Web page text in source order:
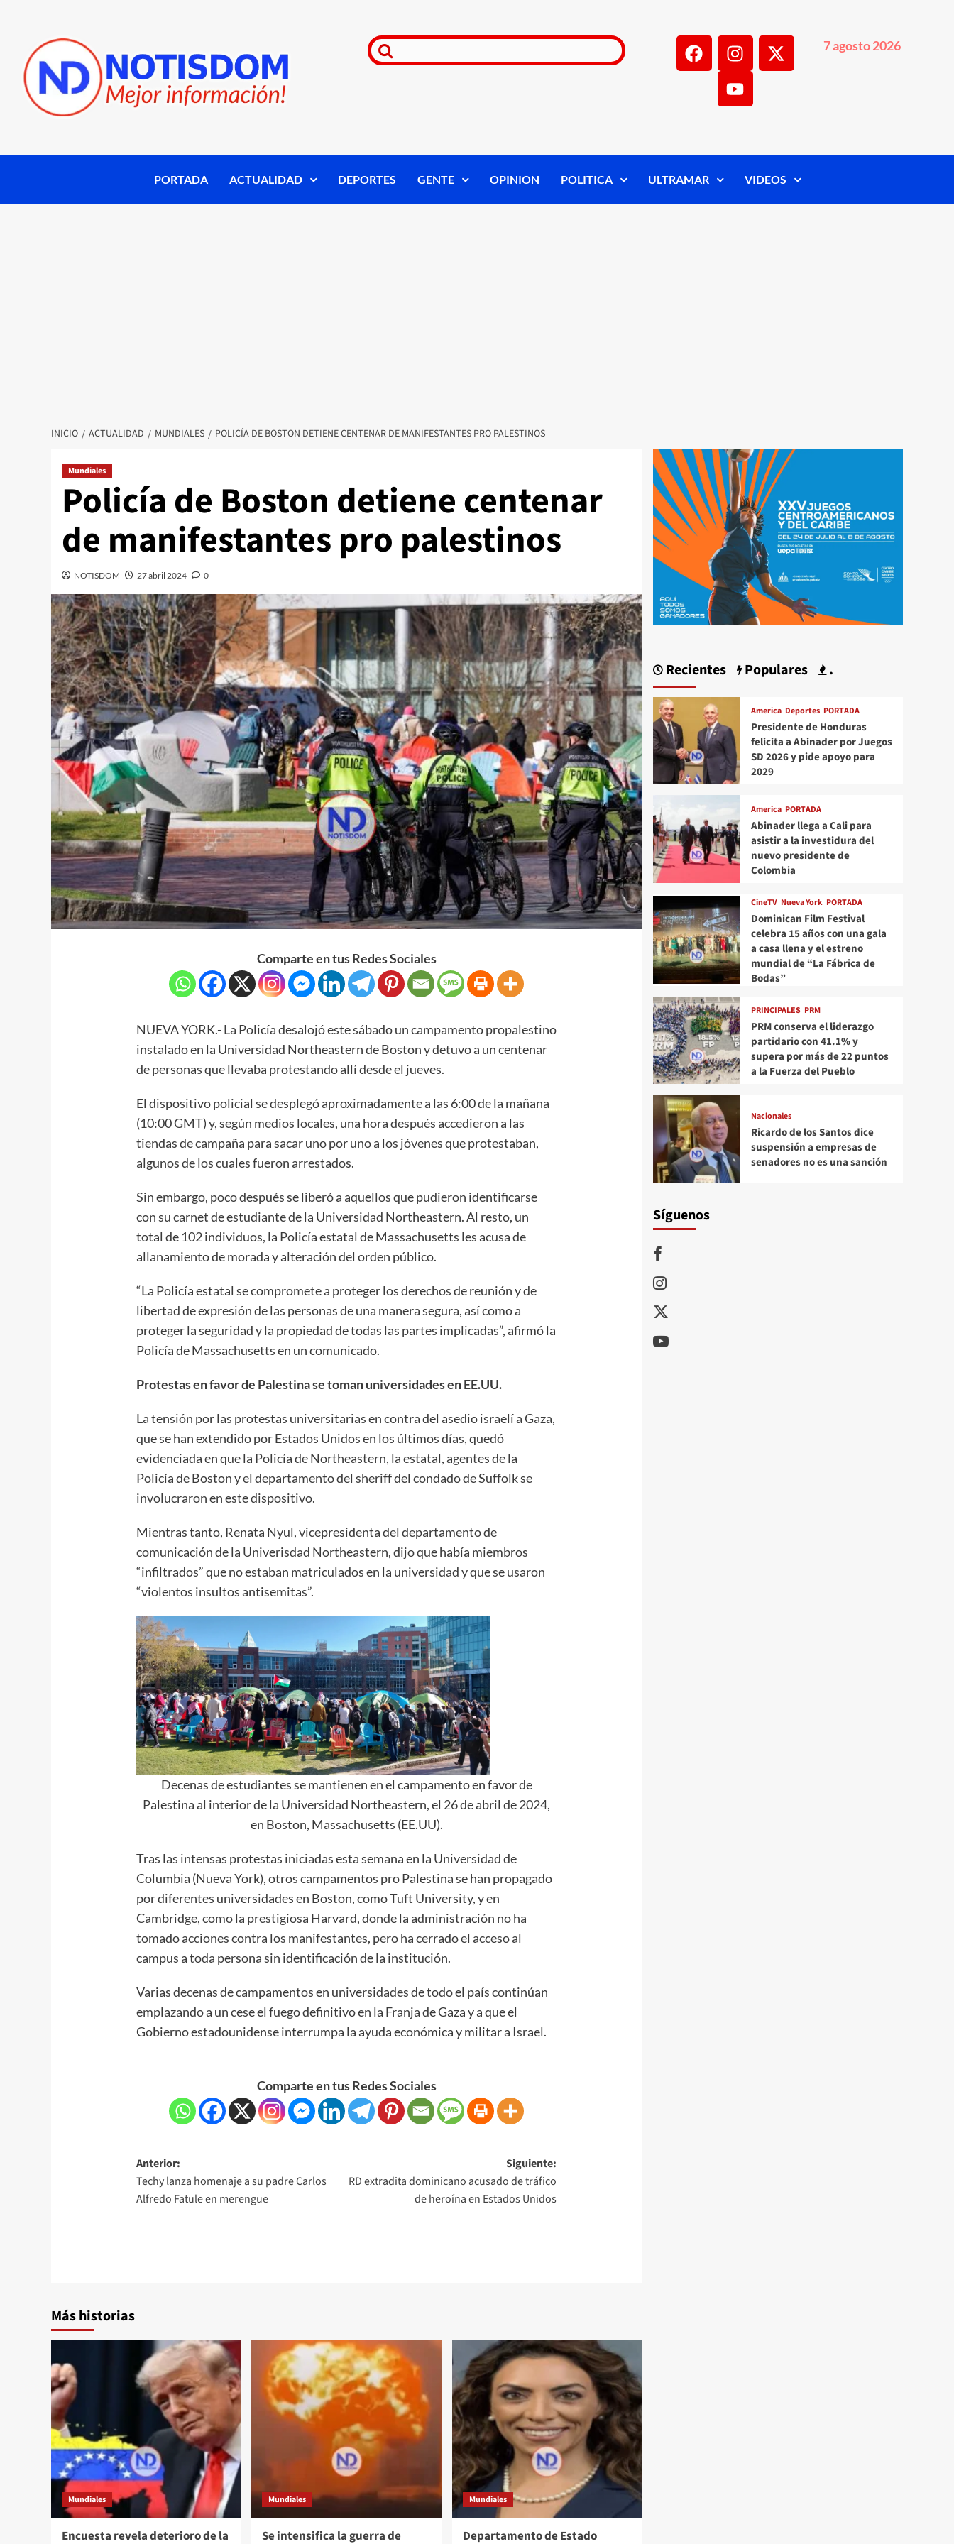
7 agosto 2026
PORTADA ACTUALIDAD DEPORTES GENTE OPINION POLITICA ULTRAMAR VIDEOS
INICIO ACTUALIDAD MUNDIALES POLICÍA DE BOSTON DETIENE CENTENAR DE MANIFESTANTES PRO PALESTINOS
Mundiales
Policía de Boston detiene centenar
de manifestantes pro palestinos
NOTISDOM 27 abril 2024 0
Comparte en tus Redes Sociales
NUEVA YORK.- La Policía desalojó este sábado un campamento propalestino
instalado en la Universidad Northeastern de Boston y detuvo a un centenar
de personas que llevaba protestando allí desde el jueves.
El dispositivo policial se desplegó aproximadamente a las 6:00 de la mañana
(10:00 GMT) y, según medios locales, una hora después accedieron a las
tiendas de campaña para sacar uno por uno a los jóvenes que protestaban,
algunos de los cuales fueron arrestados.
Sin embargo, poco después se liberó a aquellos que pudieron identificarse
con su carnet de estudiante de la Universidad Northeastern. Al resto, un
total de 102 individuos, la Policía estatal de Massachusetts les acusa de
allanamiento de morada y alteración del orden público.
“La Policía estatal se compromete a proteger los derechos de reunión y de
libertad de expresión de las personas de una manera segura, así como a
proteger la seguridad y la propiedad de todas las partes implicadas”, afirmó la
Policía de Massachusetts en un comunicado.
Protestas en favor de Palestina se toman universidades en EE.UU.
La tensión por las protestas universitarias en contra del asedio israelí a Gaza,
que se han extendido por Estados Unidos en los últimos días, quedó
evidenciada en que la Policía de Northeastern, la estatal, agentes de la
Policía de Boston y el departamento del sheriff del condado de Suffolk se
involucraron en este dispositivo.
Mientras tanto, Renata Nyul, vicepresidenta del departamento de
comunicación de la Univerisdad Northeastern, dijo que había miembros
“infiltrados” que no estaban matriculados en la universidad y que se usaron
“violentos insultos antisemitas”.
Decenas de estudiantes se mantienen en el campamento en favor de
Palestina al interior de la Universidad Northeastern, el 26 de abril de 2024,
en Boston, Massachusetts (EE.UU).
Tras las intensas protestas iniciadas esta semana en la Universidad de
Columbia (Nueva York), otros campamentos pro Palestina se han propagado
por diferentes universidades en Boston, como Tuft University, y en
Cambridge, como la prestigiosa Harvard, donde la administración no ha
tomado acciones contra los manifestantes, pero ha cerrado el acceso al
campus a toda persona sin identificación de la institución.
Varias decenas de campamentos en universidades de todo el país continúan
emplazando a un cese el fuego definitivo en la Franja de Gaza y a que el
Gobierno estadounidense interrumpa la ayuda económica y militar a Israel.
Comparte en tus Redes Sociales
Anterior:
Techy lanza homenaje a su padre Carlos
Alfredo Fatule en merengue
Siguiente:
RD extradita dominicano acusado de tráfico
de heroína en Estados Unidos
Más historias
Mundiales
Encuesta revela deterioro de la
Mundiales
Se intensifica la guerra de
Mundiales
Departamento de Estado
Recientes Populares .
America Deportes PORTADA
Presidente de Honduras
felicita a Abinader por Juegos
SD 2026 y pide apoyo para
2029
America PORTADA
Abinader llega a Cali para
asistir a la investidura del
nuevo presidente de
Colombia
CineTV Nueva York PORTADA
Dominican Film Festival
celebra 15 años con una gala
a casa llena y el estreno
mundial de “La Fábrica de
Bodas”
PRINCIPALES PRM
PRM conserva el liderazgo
partidario con 41.1% y
supera por más de 22 puntos
a la Fuerza del Pueblo
Nacionales
Ricardo de los Santos dice
suspensión a empresas de
senadores no es una sanción
Síguenos